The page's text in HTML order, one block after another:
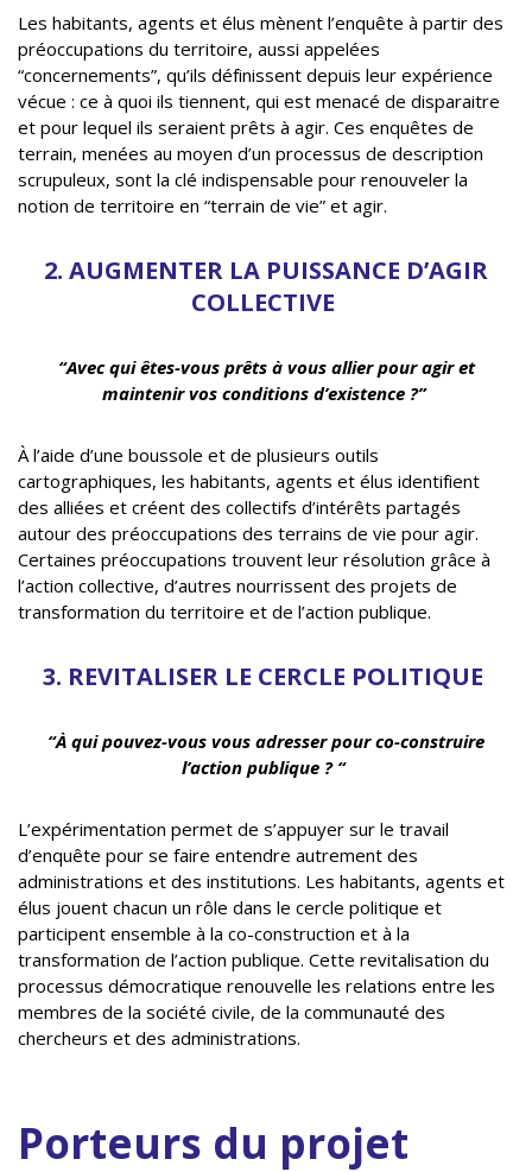
Les habitants, agents et élus mènent l’enquête à partir des
préoccupations du territoire, aussi appelées
“concernements”, qu’ils définissent depuis leur expérience
vécue : ce à quoi ils tiennent, qui est menacé de disparaitre
et pour lequel ils seraient prêts à agir. Ces enquêtes de
terrain, menées au moyen d’un processus de description
scrupuleux, sont la clé indispensable pour renouveler la
notion de territoire en “terrain de vie” et agir.
2. AUGMENTER LA PUISSANCE D’AGIR
COLLECTIVE
“Avec qui êtes-vous prêts à vous allier pour agir et
maintenir vos conditions d’existence ?”
À l’aide d’une boussole et de plusieurs outils
cartographiques, les habitants, agents et élus identifient
des alliées et créent des collectifs d’intérêts partagés
autour des préoccupations des terrains de vie pour agir.
Certaines préoccupations trouvent leur résolution grâce à
l’action collective, d’autres nourrissent des projets de
transformation du territoire et de l’action publique.
3. REVITALISER LE CERCLE POLITIQUE
“À qui pouvez-vous vous adresser pour co-construire
l’action publique ? “
L’expérimentation permet de s’appuyer sur le travail
d’enquête pour se faire entendre autrement des
administrations et des institutions. Les habitants, agents et
élus jouent chacun un rôle dans le cercle politique et
participent ensemble à la co-construction et à la
transformation de l’action publique. Cette revitalisation du
processus démocratique renouvelle les relations entre les
membres de la société civile, de la communauté des
chercheurs et des administrations.
Porteurs du projet